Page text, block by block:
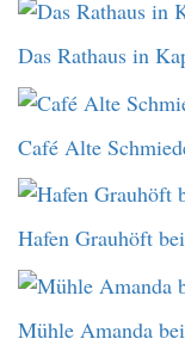
Das Rathaus in
Café Alte
Hafen Grauhöft
Mühle Amanda